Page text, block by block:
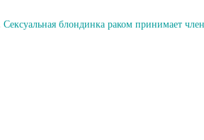
блондинка раком принимает